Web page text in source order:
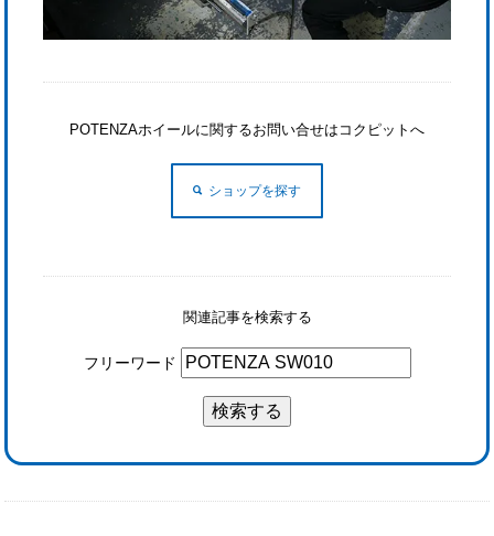
POTENZAホイールに関するお問い合せはコクピットへ
ショップを探す
関連記事を検索する
フリーワード